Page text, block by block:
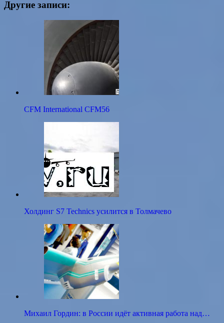
Другие записи:
CFM International CFM56
Холдинг S7 Technics усилится в Толмачево
Михаил Гордин: в России идёт активная работа над…